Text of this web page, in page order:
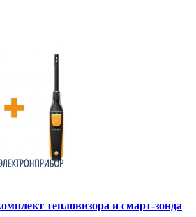
тепловизора и смарт-зонда